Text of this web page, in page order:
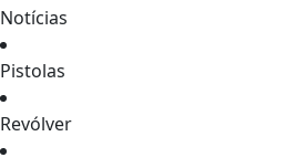
Notícias
Pistolas
Revólver